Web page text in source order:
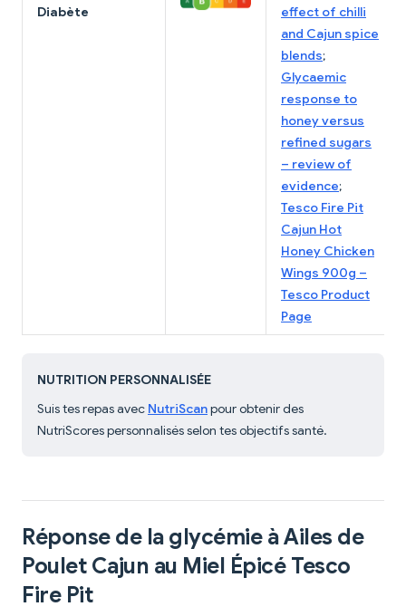
Diabète
effect of chilli
and Cajun spice
blends;
Glycaemic
response to
honey versus
refined sugars
– review of
evidence;
Tesco Fire Pit
Cajun Hot
Honey Chicken
Wings 900g –
Tesco Product
Page
NUTRITION PERSONNALISÉE
Suis tes repas avec NutriScanpour obtenir des
NutriScores personnalisés selon tes objectifs santé.
Réponse de la glycémie à Ailes de
Poulet Cajun au Miel Épicé Tesco
Fire Pit